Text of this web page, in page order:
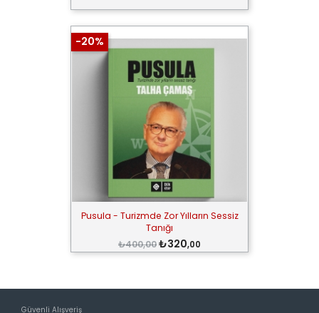
Pusula - Turizmde Zor Yılların Sessiz
Tanığı
₺400,00₺320,00
-20%
Güvenli Alışveriş